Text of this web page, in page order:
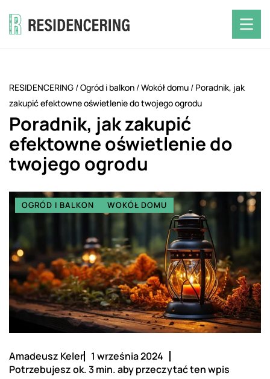
RESIDENCERING /Ogród i balkon /Wokół domu / Poradnik, jak
zakupić efektowne oświetlenie do twojego ogrodu
Poradnik, jak zakupić
efektowne oświetlenie do
twojego ogrodu
OGRÓD I BALKON WOKÓŁ DOMU
Amadeusz Keler 1 września 2024
Potrzebujesz ok. 3 min. aby przeczytać ten wpis